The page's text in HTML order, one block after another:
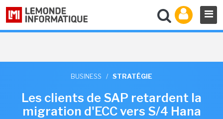
BUSINESS / STRATÉGIE
Les clients de SAP retardent la
migration d'ECC vers S/4 Hana